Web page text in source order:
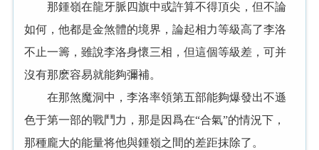
那鍾嶺在龍牙脈四旗中或許算不得頂尖，但不論
如何，他都是金煞體的境界，論起相力等級高了李洛
不止一籌，雖說李洛身懷三相，但這個等級差，可并
沒有那麽容易就能夠彌補。
在那煞魔洞中，李洛率領第五部能夠爆發出不遜
色于第一部的戰鬥力，那是因爲在“合氣”的情況下，
那種龐大的能量将他與鍾嶺之間的差距抹除了。